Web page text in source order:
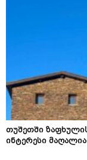
თუშეთში
ინტერესი